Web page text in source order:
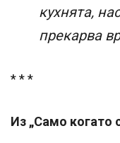
кухнята,
прекарва
* * *
Из „Само когато